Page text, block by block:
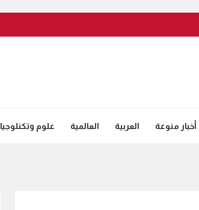
أخبار منوعة العربية العالمية علوم وتكنلوجيا